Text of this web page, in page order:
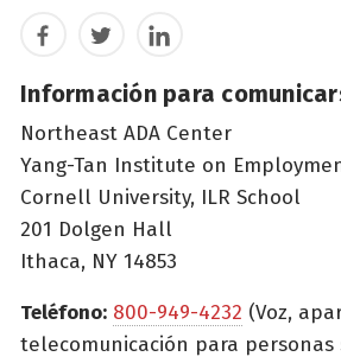
FacebookTwitterLinkedIn
Información para
Northeast ADA Center
Yang-Tan Institute on
Cornell University, ILR School
201 Dolgen Hall
Ithaca, NY 14853
Teléfono: 800-949-4232 (Voz,
telecomunicación para personas